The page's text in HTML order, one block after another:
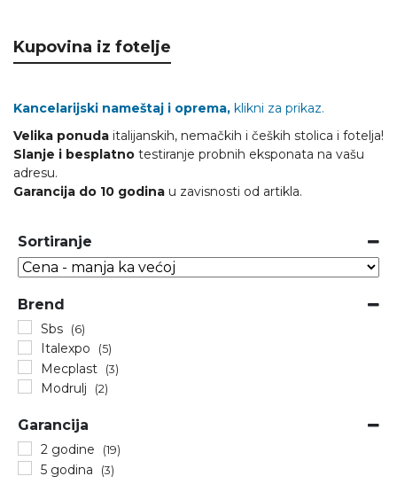
Kupovina iz fotelje
Kancelarijski nameštaj i oprema, klikni za prikaz.
Velika ponuda italijanskih, nemačkih i čeških stolica i fotelja!
Slanje i besplatno testiranje probnih eksponata na vašu
adresu.
Garancija do 10 godina u zavisnosti od artikla.
Sortiranje
Sort Products
Brend
Sbs (6)
Italexpo (5)
Mecplast (3)
Modrulj (2)
Garancija
2 godine (19)
5 godina (3)